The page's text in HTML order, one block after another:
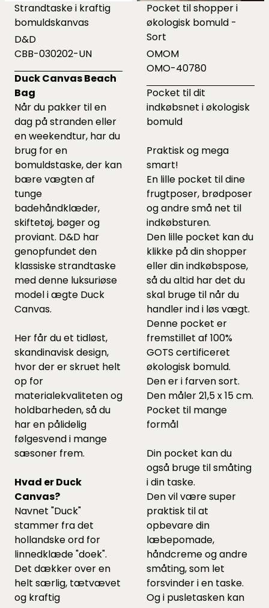
Strandtaske i kraftig
bomuldskanvas
D&D
CBB-030202-UN
Duck Canvas Beach
Bag
Når du pakker til en
dag på stranden eller
en weekendtur, har du
brug for en
bomuldstaske, der kan
bære vægten af
tunge
badehåndklæder,
skiftetøj, bøger og
proviant. D&D har
genopfundet den
klassiske strandtaske
med denne luksuriøse
model i ægte Duck
Canvas.
Her får du et tidløst,
skandinavisk design,
hvor der er skruet helt
op for
materialekvaliteten og
holdbarheden, så du
har en pålidelig
følgesvend i mange
sæsoner frem.
Hvad er Duck
Canvas?
Navnet "Duck"
stammer fra det
hollandske ord for
linnedklæde "doek".
Det dækker over en
helt særlig, tætvævet
og kraftig
Pocket til shopper i
økologisk bomuld -
Sort
OMOM
OMO-40780
Pocket til dit
indkøbsnet i økologisk
bomuld
Praktisk og mega
smart!
En lille pocket til dine
frugtposer, brødposer
og andre små net til
indkøbsturen.
Den lille pocket kan du
klikke på din shopper
eller din indkøbspose,
så du altid har det du
skal bruge til når du
handler ind i løs vægt.
Denne pocket er
fremstillet af 100%
GOTS certificeret
økologisk bomuld.
Den er i farven sort.
Den måler 21,5 x 15 cm.
Pocket til mange
formål
Din pocket kan du
også bruge til småting
i din taske.
Den vil være super
praktisk til at
opbevare din
læbepomade,
håndcreme og andre
småting, som let
forsvinder i en taske.
Og i pusletasken kan